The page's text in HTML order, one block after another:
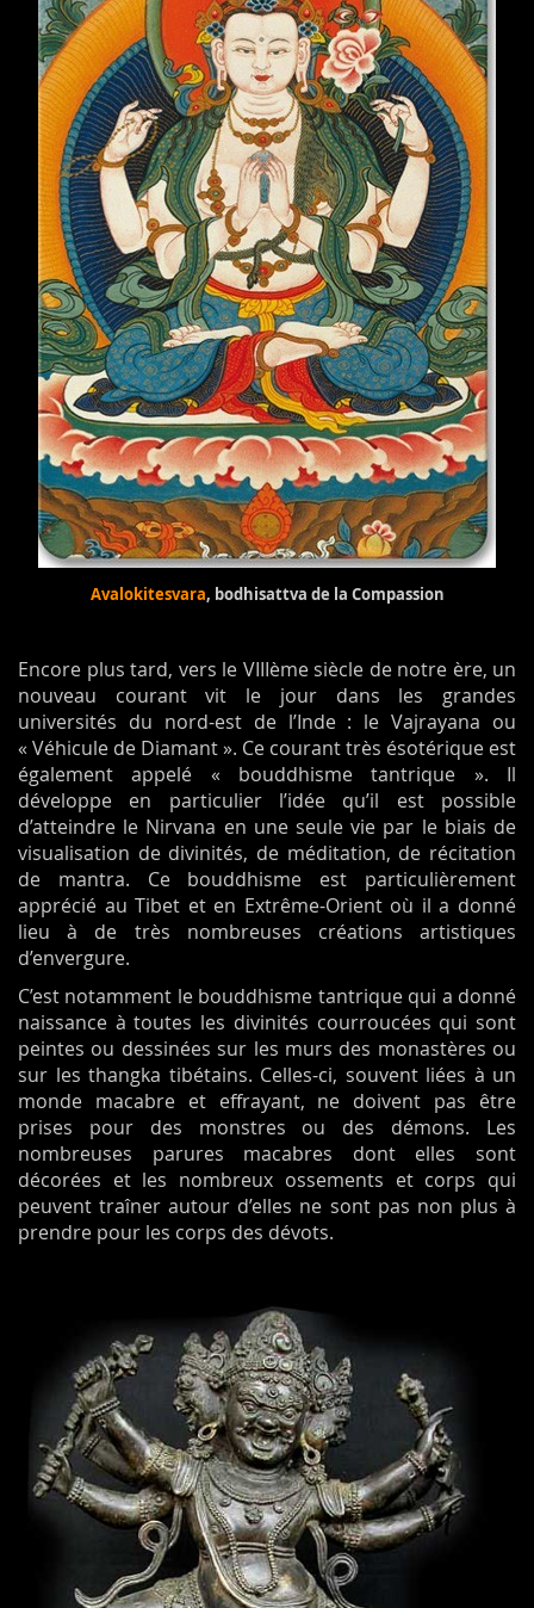
Avalokitesvara, bodhisattva de la Compassion
Encore plus tard, vers le VIIIème siècle de notre ère, un
nouveau courant vit le jour dans les grandes
universités du nord-est de l’Inde : le Vajrayana ou
« Véhicule de Diamant ». Ce courant très ésotérique est
également appelé « bouddhisme tantrique ». Il
développe en particulier l’idée qu’il est possible
d’atteindre le Nirvana en une seule vie par le biais de
visualisation de divinités, de méditation, de récitation
de mantra. Ce bouddhisme est particulièrement
apprécié au Tibet et en Extrême-Orient où il a donné
lieu à de très nombreuses créations artistiques
d’envergure.
C’est notamment le bouddhisme tantrique qui a donné
naissance à toutes les divinités courroucées qui sont
peintes ou dessinées sur les murs des monastères ou
sur les thangka tibétains. Celles-ci, souvent liées à un
monde macabre et effrayant, ne doivent pas être
prises pour des monstres ou des démons. Les
nombreuses parures macabres dont elles sont
décorées et les nombreux ossements et corps qui
peuvent traîner autour d’elles ne sont pas non plus à
prendre pour les corps des dévots.